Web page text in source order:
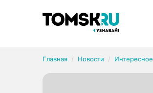
Главная Новости Интересное
Рубрики